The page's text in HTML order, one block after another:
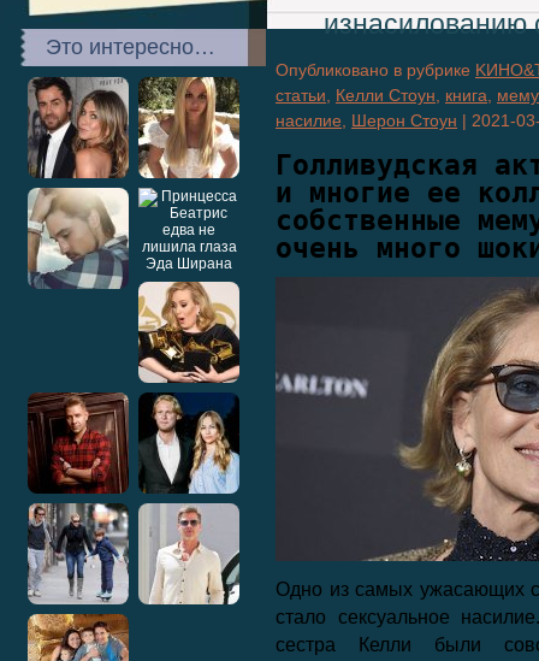
Это интересно…
изнасилованию
Опубликовано в рубрике
статьи
Келли Стоун книга
насилие
Шерон Стоун | 2021-
Голливудская
и многие ее
собственные
очень много
Одно из самых ужасающих
стало сексуальное
сестра Келли были